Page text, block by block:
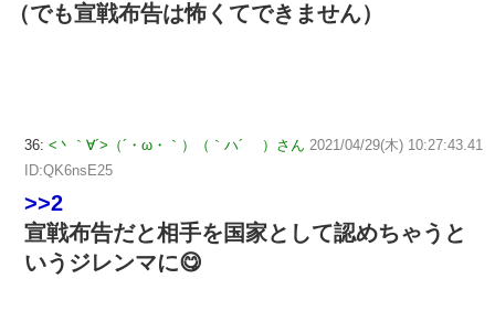
（でも宣戦布告は怖くてできません）
36: <丶｀∀´>（´・ω・｀）（｀ハ´ ）さん 2021/04/29(木) 10:27:43.41
ID:QK6nsE25
>>2
宣戦布告だと相手を国家として認めちゃうと
いうジレンマに😋